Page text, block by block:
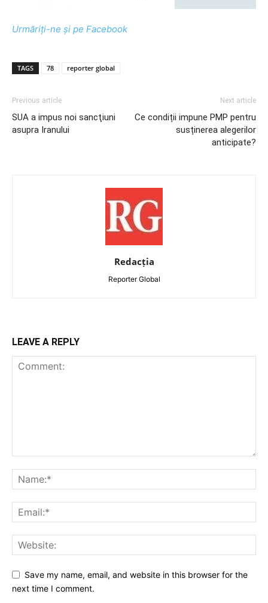
Urmăriți-ne și pe Facebook
TAGS 78 reporter global
Previous article
SUA a impus noi sancţiuni
asupra Iranului
Next article
Ce condiții impune PMP pentru
susținerea alegerilor
anticipate?
Redacția
Reporter Global
LEAVE A REPLY
Save my name, email, and website in this browser for the
next time I comment.